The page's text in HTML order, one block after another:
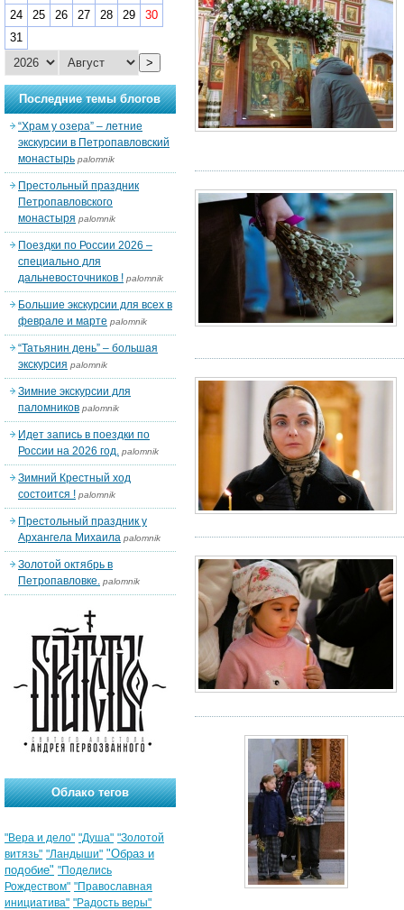
24
25 26 27 28 29
30
31
>
Последние темы блогов
“Храм у озера” – летние
экскурсии в Петропавловский
монастырь palomnik
Престольный праздник
Петропавловского
монастыря palomnik
Поездки по России 2026 –
специально для
дальневосточников ! palomnik
Большие экскурсии для всех в
феврале и марте palomnik
“Татьянин день” – большая
экскурсия palomnik
Зимние экскурсии для
паломников palomnik
Идет запись в поездки по
России на 2026 год. palomnik
Зимний Крестный ход
состоится ! palomnik
Престольный праздник у
Архангела Михаила palomnik
Золотой октябрь в
Петропавловке. palomnik
Облако тегов
"Вера и дело" "Душа" "Золотой
витязь" "Ландыши" "Образ и
подобие" "Поделись
Рождеством" "Православная
инициатива" "Радость веры"